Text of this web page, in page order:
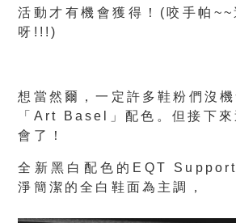
活動才有機會獲得！ (咬手帕~~
呀!!!)
想當然爾，一定許多鞋粉們沒
「Art Basel」配色。但接下來
會了！
全新黑白配色的 EQT
淨簡潔的全白鞋面為主調，